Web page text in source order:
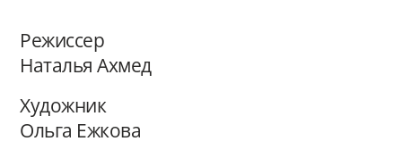
Режиссер
Наталья Ахмед
Художник
Ольга Ежкова